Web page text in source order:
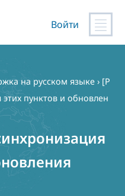
Войти
на русском языке › [Р
пунктов и обновлен